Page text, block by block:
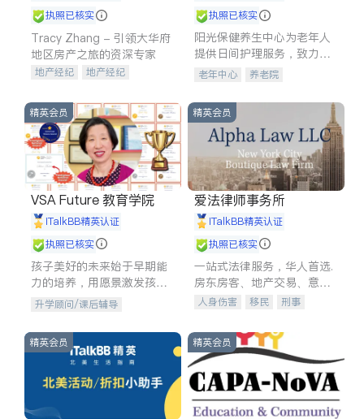
执照已核实
Tracy Zhang - 引领大华府
地区房产之旅的资深专家
地产经纪
地产经纪
商铺租售
开发商建商
执照已核实
阳光保健养生中心为老年人
提供日间护理服务，致力于
通过持续的护理创新来有效
老年中心 养老院
精英会员
VSA Future 教育学院
iTalkBB精英认证
执照已核实
孩子美好的未来始于早期能
力的培养，用愿景激发孩子
的学习潜力和动力。理念：
拥有成长型心态是成功的基
石。
升学顾问/课后辅导
精英会员
爱法律师事务所
iTalkBB精英认证
执照已核实
一站式法律服务，华人首选.
房东房客、地产交易、意外
伤害、车祸重伤、商业诉
建筑合同、刑事案件全包办
人身伤害 移民
刑事
信托/遗嘱
商业
索赔
律师-其它 保释
精英会员 精英会员